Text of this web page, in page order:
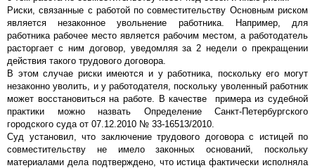
Риски, связанные с работой по совместительству Основным риском
является незаконное увольнение работника. Например, для
работника рабочее место является рабочим местом, а работодатель
расторгает с ним договор, уведомляя за 2 недели о прекращении
действия такого трудового договора.
В этом случае риски имеются и у работника, поскольку его могут
незаконно уволить, и у работодателя, поскольку уволенный работник
может восстановиться на работе. В качестве примера из судебной
практики можно назвать Определение Санкт-Петербургского
городского суда от 07.12.2010 № 33-16513/2010.
Суд установил, что заключение трудового договора с истицей по
совместительству не имело законных оснований, поскольку
материалами дела подтверждено, что истица фактически исполняла